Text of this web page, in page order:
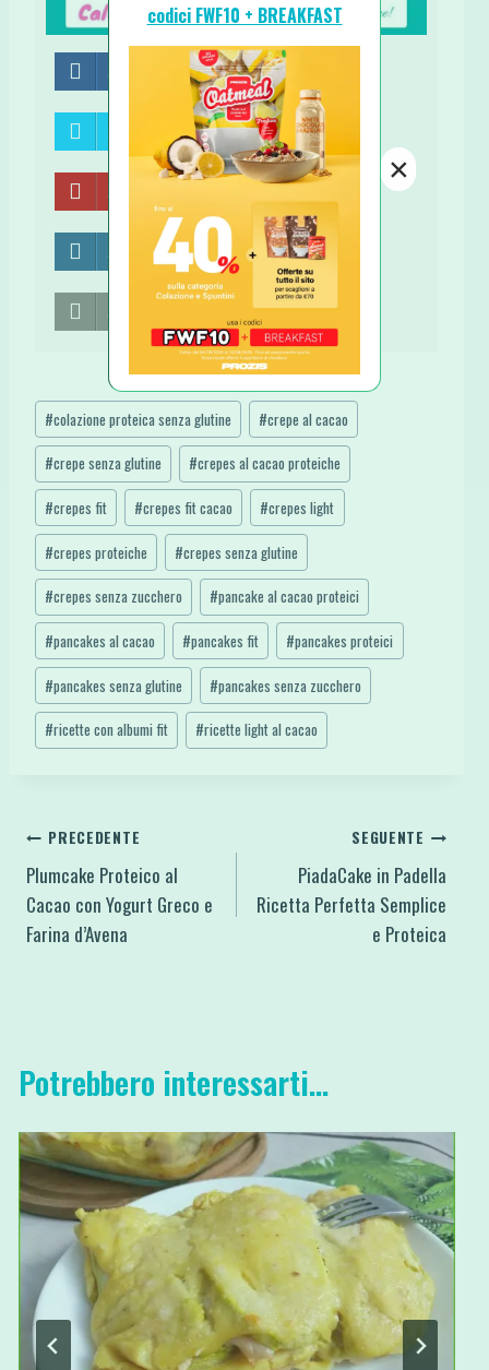
Share on Facebook
Share on Twitter
Share on Pinterest
Share on LinkedIn
Tag
articolo:
#colazione proteica senza glutine #crepe al cacao
#crepe senza glutine #crepes al cacao proteiche
#crepes fit #crepes fit cacao #crepes light
#crepes proteiche #crepes senza glutine
#crepes senza zucchero #pancake al cacao proteici
#pancakes al cacao #pancakes fit #pancakes proteici
#pancakes senza glutine #pancakes senza zucchero
#ricette con albumi fit #ricette light al cacao
Navigazione
articoli
PRECEDENTE
Plumcake Proteico al
Cacao con Yogurt Greco e
Farina d’Avena
SEGUENTE
PiadaCake in Padella
Ricetta Perfetta Semplice
e Proteica
Potrebbero interessarti...
codici FWF10 + BREAKFAST
×